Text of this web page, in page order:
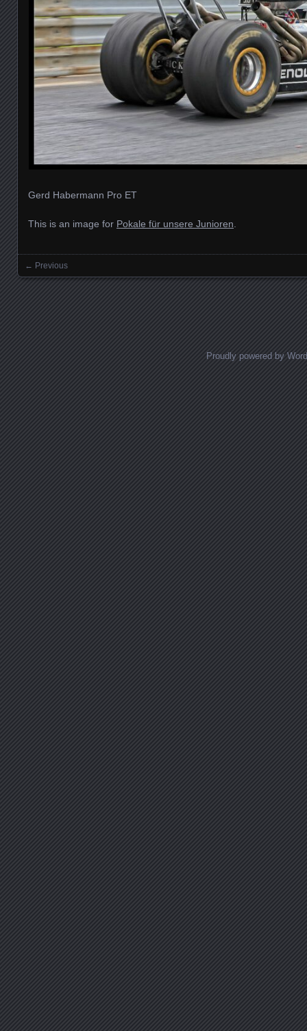
Gerd Habermann Pro ET
This is an image for Pokale für unsere Junioren
Images navigation
← Previous
Proudly powered by